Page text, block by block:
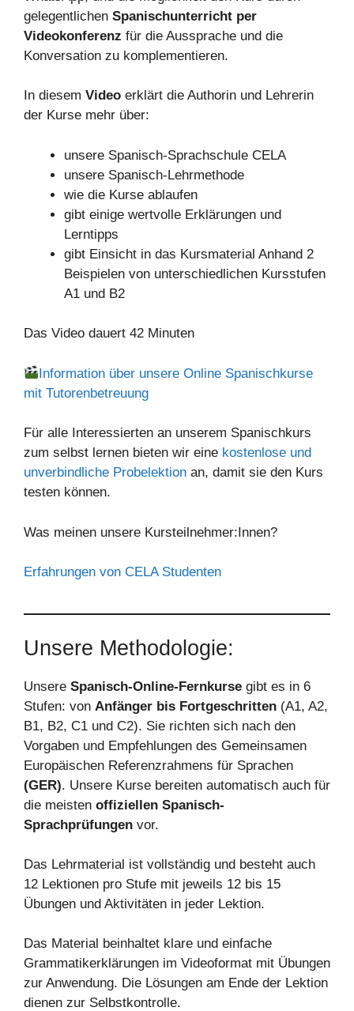
gelegentlichen Spanischunterricht per
Videokonferenz für die Aussprache und die
Konversation zu komplementieren.
In diesem Video erklärt die Authorin und Lehrerin
der Kurse mehr über:
unsere Spanisch-Sprachschule CELA
unsere Spanisch-Lehrmethode
wie die Kurse ablaufen
gibt einige wertvolle Erklärungen und
Lerntipps
gibt Einsicht in das Kursmaterial Anhand 2
Beispielen von unterschiedlichen Kursstufen
A1 und B2
Das Video dauert 42 Minuten
Information über unsere Online Spanischkurse
mit Tutorenbetreuung
Für alle Interessierten an unserem Spanischkurs
zum selbst lernen bieten wir eine kostenlose und
unverbindliche Probelektion an, damit sie den Kurs
testen können.
Was meinen unsere Kursteilnehmer:Innen?
Erfahrungen von CELA Studenten
Unsere Methodologie:
Unsere Spanisch-Online-Fernkurse gibt es in 6
Stufen: von Anfänger bis Fortgeschritten (A1, A2,
B1, B2, C1 und C2). Sie richten sich nach den
Vorgaben und Empfehlungen des Gemeinsamen
Europäischen Referenzrahmens für Sprachen
(GER). Unsere Kurse bereiten automatisch auch für
die meisten offiziellen Spanisch-
Sprachprüfungen vor.
Das Lehrmaterial ist vollständig und besteht auch
12 Lektionen pro Stufe mit jeweils 12 bis 15
Übungen und Aktivitäten in jeder Lektion.
Das Material beinhaltet klare und einfache
Grammatikerklärungen im Videoformat mit Übungen
zur Anwendung. Die Lösungen am Ende der Lektion
dienen zur Selbstkontrolle.